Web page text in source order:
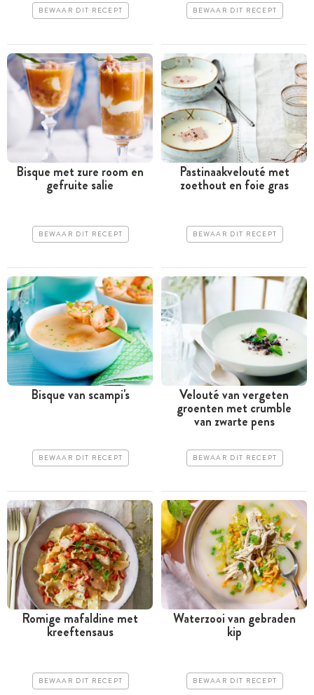
BEWAAR DIT RECEPT BEWAAR DIT RECEPT
Bisque met zure room en
gefruite salie
BEWAAR DIT RECEPT
Pastinaakvelouté met
zoethout en foie gras
BEWAAR DIT RECEPT
Bisque van scampi's
BEWAAR DIT RECEPT
Velouté van vergeten
groenten met crumble
van zwarte pens
BEWAAR DIT RECEPT
Romige mafaldine met
kreeftensaus
BEWAAR DIT RECEPT
Waterzooi van gebraden
kip
BEWAAR DIT RECEPT